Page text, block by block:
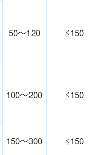
50～120 ≤150
100～200 ≤150
150～300 ≤150